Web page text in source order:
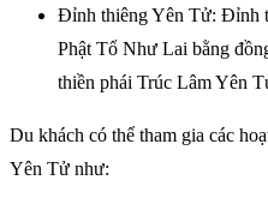
Đỉnh thiêng Yên Tử: Đỉnh
Phật Tổ Như Lai bằng
thiền phái Trúc Lâm Yên
Du khách có thể tham gia các
Yên Tử như: